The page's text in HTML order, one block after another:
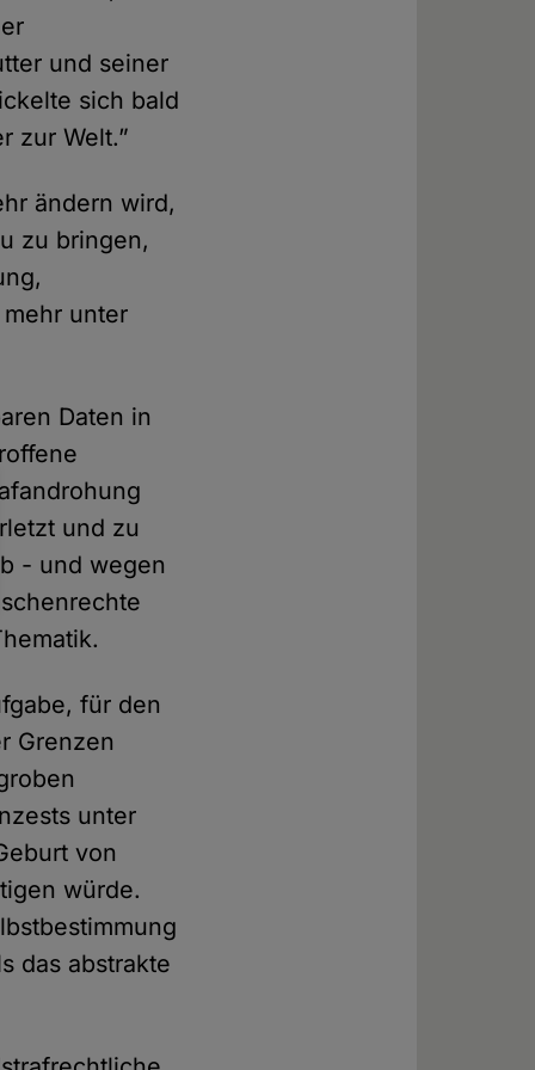
und seiner
sich bald
zur Welt.”
ändern wird,
zu bringen,
unter
Daten in
und zu
- und wegen
für den
Grenzen
unter
von
würde.
das abstrakte